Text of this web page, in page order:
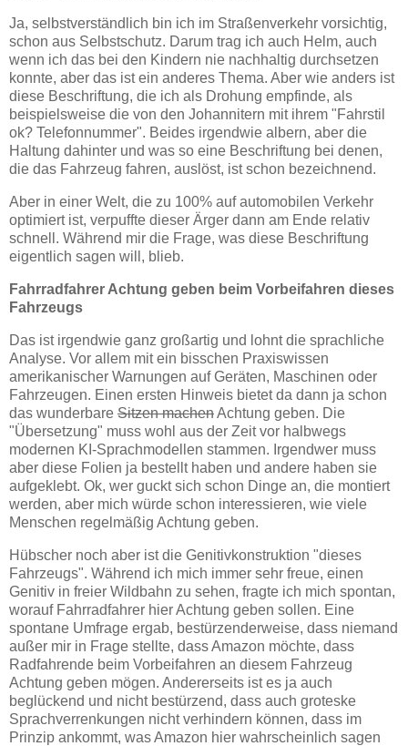
Ja, selbstverständlich bin ich im Straßenverkehr vorsichtig,
schon aus Selbstschutz. Darum trag ich auch Helm, auch
wenn ich das bei den Kindern nie nachhaltig durchsetzen
konnte, aber das ist ein anderes Thema. Aber wie anders ist
diese Beschriftung, die ich als Drohung empfinde, als
beispielsweise die von den Johannitern mit ihrem "Fahrstil
ok? Telefonnummer". Beides irgendwie albern, aber die
Haltung dahinter und was so eine Beschriftung bei denen,
die das Fahrzeug fahren, auslöst, ist schon bezeichnend.
Aber in einer Welt, die zu 100% auf automobilen Verkehr
optimiert ist, verpuffte dieser Ärger dann am Ende relativ
schnell. Während mir die Frage, was diese Beschriftung
eigentlich sagen will, blieb.
Fahrradfahrer Achtung geben beim Vorbeifahren dieses
Fahrzeugs
Das ist irgendwie ganz großartig und lohnt die sprachliche
Analyse. Vor allem mit ein bisschen Praxiswissen
amerikanischer Warnungen auf Geräten, Maschinen oder
Fahrzeugen. Einen ersten Hinweis bietet da dann ja schon
das wunderbare Sitzen machenAchtung geben. Die
"Übersetzung" muss wohl aus der Zeit vor halbwegs
modernen KI-Sprachmodellen stammen. Irgendwer muss
aber diese Folien ja bestellt haben und andere haben sie
aufgeklebt. Ok, wer guckt sich schon Dinge an, die montiert
werden, aber mich würde schon interessieren, wie viele
Menschen regelmäßig Achtung geben.
Hübscher noch aber ist die Genitivkonstruktion "dieses
Fahrzeugs". Während ich mich immer sehr freue, einen
Genitiv in freier Wildbahn zu sehen, fragte ich mich spontan,
worauf Fahrradfahrer hier Achtung geben sollen. Eine
spontane Umfrage ergab, bestürzenderweise, dass niemand
außer mir in Frage stellte, dass Amazon möchte, dass
Radfahrende beim Vorbeifahren an diesem Fahrzeug
Achtung geben mögen. Andererseits ist es ja auch
beglückend und nicht bestürzend, dass auch groteske
Sprachverrenkungen nicht verhindern können, dass im
Prinzip ankommt, was Amazon hier wahrscheinlich sagen